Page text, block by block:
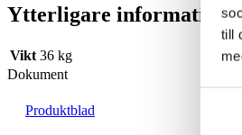
till
Ytterligare information
Vikt 36 kg
Dokument
Produktblad